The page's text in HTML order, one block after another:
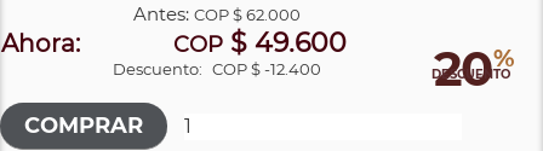
20%
DESCUENTO
Antes:COP$ 62.000
Ahora: COP$ 49.600
Descuento: COP $ -12.400